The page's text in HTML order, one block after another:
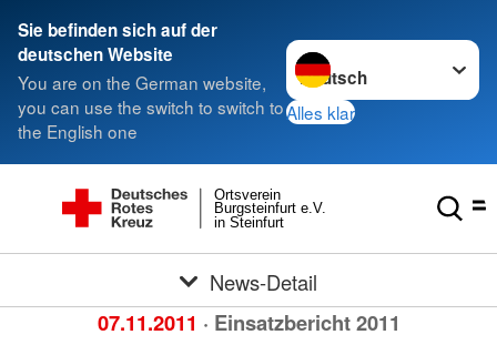
Sie befinden sich auf der
deutschen Website
You are on the German website,
you can use the switch to switch to
the English one
Sprache wechseln zu
Alles klar
in Steinfurt
Burgsteinfurt e.V.
Ortsverein
News-Detail
07.11.2011 · Einsatzbericht 2011